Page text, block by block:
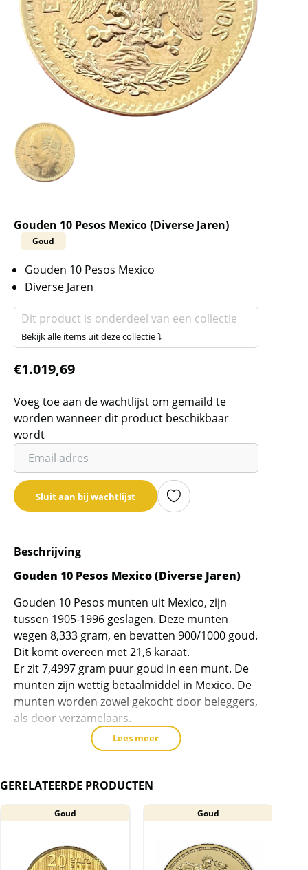
Gouden 10 Pesos Mexico (Diverse Jaren)
Goud
Gouden 10 Pesos Mexico
Diverse Jaren
Dit product is onderdeel van een collectie
Bekijk alle items uit deze collectie ⤵
€1.019,69
Voeg toe aan de wachtlijst om gemaild te
worden wanneer dit product beschikbaar
wordt
Vul
je
email
adres
de
wachtlijst
dit
product
toe
te
voegen
Sluit aan bij wachtlijst
Beschrijving
Gouden 10 Pesos Mexico (Diverse Jaren)
Gouden 10 Pesos munten uit Mexico, zijn
tussen 1905-1996 geslagen. Deze munten
wegen 8,333 gram, en bevatten 900/1000 goud.
Dit komt overeen met 21,6 karaat.
Er zit 7,4997 gram puur goud in een munt. De
munten zijn wettig betaalmiddel in Mexico. De
munten worden zowel gekocht door beleggers,
als door verzamelaars.
Op de voorzijde van de 10 pesos Mexico staat
een adelaar met een slang in de bek. Op de
Hidalgo. De munten zijn geslagen vanaf 1905
als Restrike is geslagen tussen 1961 en 1972
bovenop de oorspronkelijke 50.000 van 1959.
Lees meer
GERELATEERDE PRODUCTEN
Goud Goud